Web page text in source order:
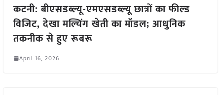
कटनी: बीएसडब्ल्यू-एमएसडब्ल्यू छात्रों का फील्ड
विजिट, देखा मल्चिंग खेती का मॉडल; आधुनिक
तकनीक से हुए रूबरू
April 16, 2026